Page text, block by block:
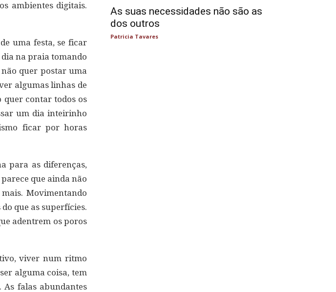
ambientes digitais.
uma festa, se ficar
na praia tomando
quer postar uma
algumas linhas de
quer contar todos os
um dia inteirinho
ficar por horas
para as diferenças,
que ainda não
Movimentando
que as superfícies.
adentrem os poros
viver num ritmo
alguma coisa, tem
falas abundantes
As suas necessidades não são as
dos outros
Patricia Tavares